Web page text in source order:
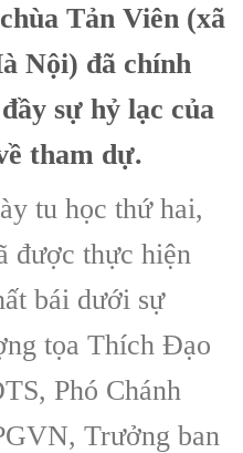
Tản Viên (xã
Nội) đã chính
sự hỷ lạc của
tham dự.
tu học thứ hai,
được thực hiện
bái dưới sự
tọa Thích Đạo
Phó Chánh
Trưởng ban